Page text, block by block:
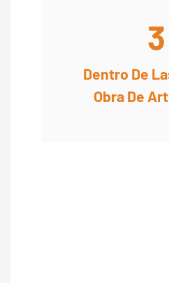
3
Dentro De
Obra De